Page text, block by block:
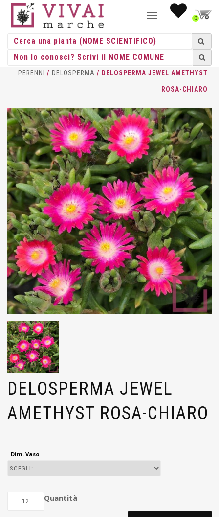
NAVIGAZIONE0
HOME/ ERBACEE ERBACEE
PERENNI / DELOSPERMA / DELOSPERMA JEWEL AMETHYST
ROSA-CHIARO
DELOSPERMA JEWEL
AMETHYST ROSA-CHIARO
Dim. Vaso
Quantità